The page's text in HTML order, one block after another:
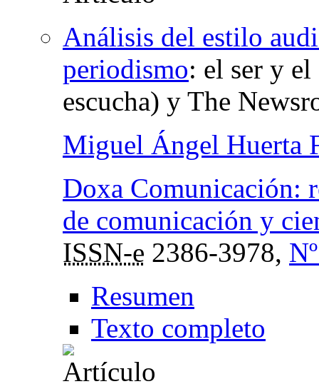
Análisis del estilo
periodismo: el ser y
escucha) y The
Miguel Ángel Huerta
Doxa Comunicación:
de comunicación y
ISSN-e 2386-3978,
Resumen
Texto completo